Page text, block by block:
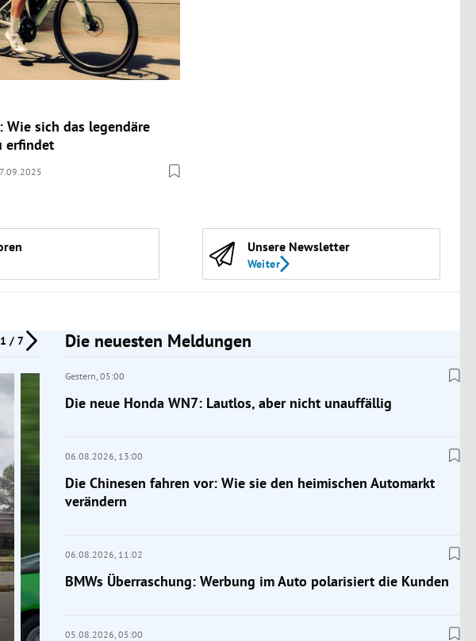
Wie sich das legendäre
erfindet
Unsere Newsletter
Weiter
1 / 7 Die neuesten Meldungen
Gestern, 05:00
Die neue Honda WN7: Lautlos, aber nicht unauffällig
06.08.2026, 13:00
Die Chinesen fahren vor: Wie sie den heimischen Automarkt
verändern
06.08.2026, 11:02
BMWs Überraschung: Werbung im Auto polarisiert die Kunden
05.08.2026, 05:00